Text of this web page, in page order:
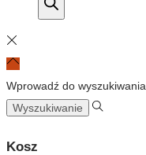
produktów
Wprowadź do wyszukiwania
Szukaj:
Kosz